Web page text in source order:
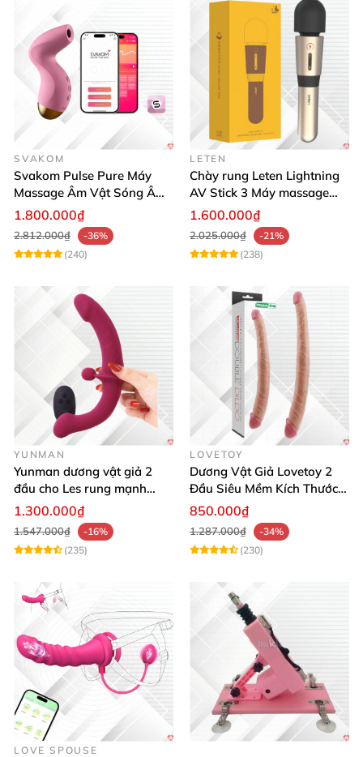
SVAKOM
Svakom Pulse Pure Máy
Massage Âm Vật Sóng Âm
App Điều Khiển Kích Thích
1.800.000₫
2.812.000₫
-36%
(240)
LETEN
Chày rung Leten Lightning
AV Stick 3 Máy massage
sưởi ấm mạnh mẽ
1.600.000₫
2.025.000₫
-21%
(238)
YUNMAN
Yunman dương vật giả 2
đầu cho Les rung mạnh
điều khiển từ xa
1.300.000₫
1.547.000₫
-16%
(235)
LOVETOY
Dương Vật Giả Lovetoy 2
Đầu Siêu Mềm Kích Thước
Lớn Thỏa Mãn Les
850.000₫
1.287.000₫
-34%
(230)
LOVE SPOUSE